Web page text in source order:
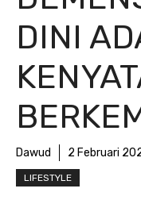
DINI
Dawud 2 Februari
LIFESTYLE